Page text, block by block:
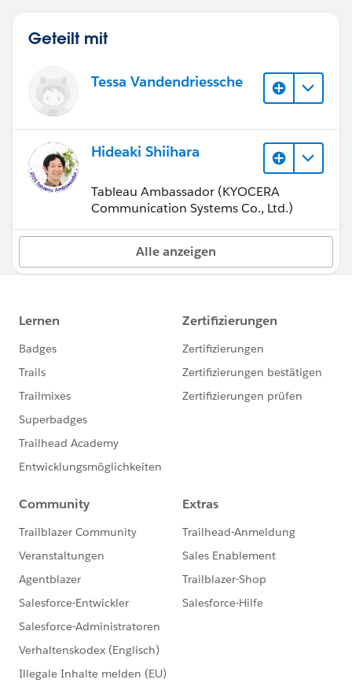
Geteilt mit
Tessa Vandendriessche
Hideaki Shiihara
Tableau Ambassador (KYOCERA
Communication Systems Co., Ltd.)
Alle anzeigen